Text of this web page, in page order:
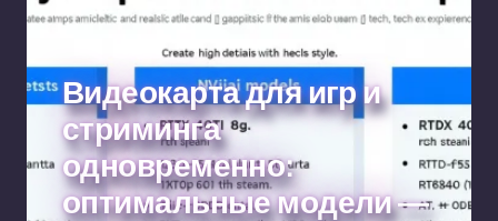
Видеокарта для игр и
стриминга
одновременно:
оптимальные модели —